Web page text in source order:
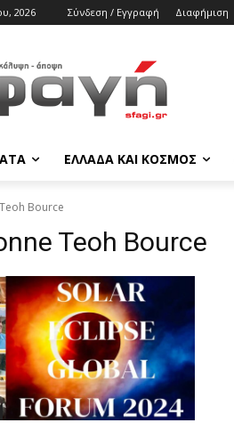
2026 Σύνδεση / Εγγραφή Διαφήμιση
ΕΛΛΑΔΑ ΚΑΙ ΚΟΣΜΟΣ
Bource
Teoh Bource